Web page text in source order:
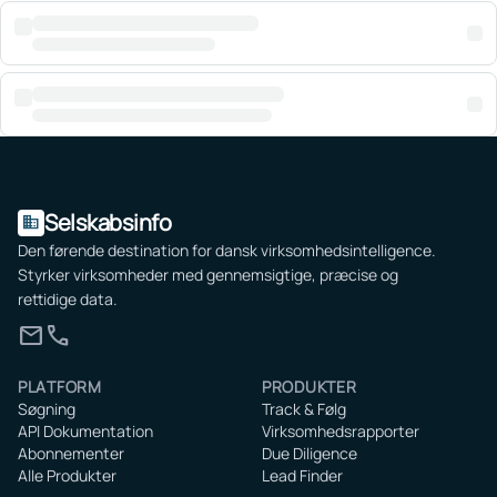
domain Selskabsinfo
Den førende destination for dansk virksomhedsintelligence.
Styrker virksomheder med gennemsigtige, præcise og
rettidige data.
mailcall
PLATFORM
Søgning
API Dokumentation
Abonnementer
Alle Produkter
PRODUKTER
Track & Følg
Virksomhedsrapporter
Due Diligence
Lead Finder